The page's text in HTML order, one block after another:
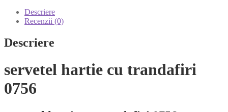
Descriere
Recenzii (0)
Descriere
servetel hartie cu trandafiri
0756